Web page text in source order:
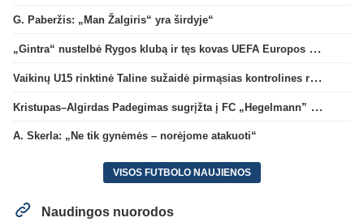
G. Paberžis: „Man Žalgiris“ yra širdyje“
„Gintra“ nustelbė Rygos klubą ir tęs kovas UEFA Europos taurės atrankoje
Vaikinų U15 rinktinė Taline sužaidė pirmąsias kontrolines rungtynes
Kristupas–Algirdas Padegimas sugrįžta į FC „Hegelmann” B sudėtį
A. Skerla: „Ne tik gynėmės – norėjome atakuoti“
VISOS FUTBOLO NAUJIENOS
Naudingos nuorodos